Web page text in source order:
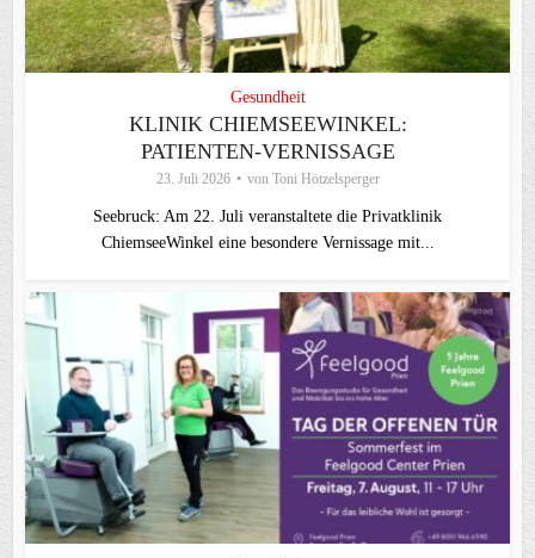
Gesundheit
KLINIK CHIEMSEEWINKEL:
PATIENTEN-VERNISSAGE
23. Juli 2026 von Toni Hötzelsperger
Seebruck: Am 22. Juli veranstaltete die Privatklinik
ChiemseeWinkel eine besondere Vernissage mit...